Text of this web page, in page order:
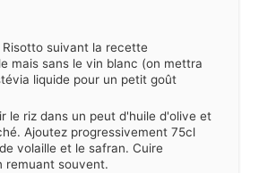
Risotto suivant la recette
mais sans le vin blanc (on mettra
liquide pour un petit goût
le riz dans un peut d'huile d'olive et
Ajoutez progressivement 75cl
volaille et le safran. Cuire
remuant souvent.